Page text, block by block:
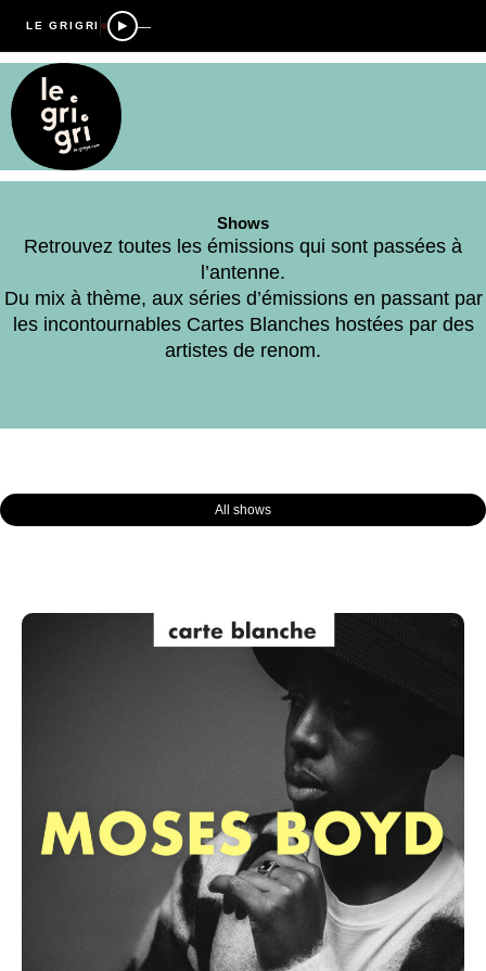
LE GRIGRI —
Shows
Retrouvez toutes les émissions qui sont passées à
l’antenne.
Du mix à thème, aux séries d’émissions en passant par
les incontournables Cartes Blanches hostées par des
artistes de renom.
All shows
Page Page